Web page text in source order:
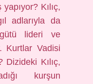
Kılıç,
adlarıyla da
lideri ve
Kurtlar Vadisi
Dizideki Kılıç,
kurşun